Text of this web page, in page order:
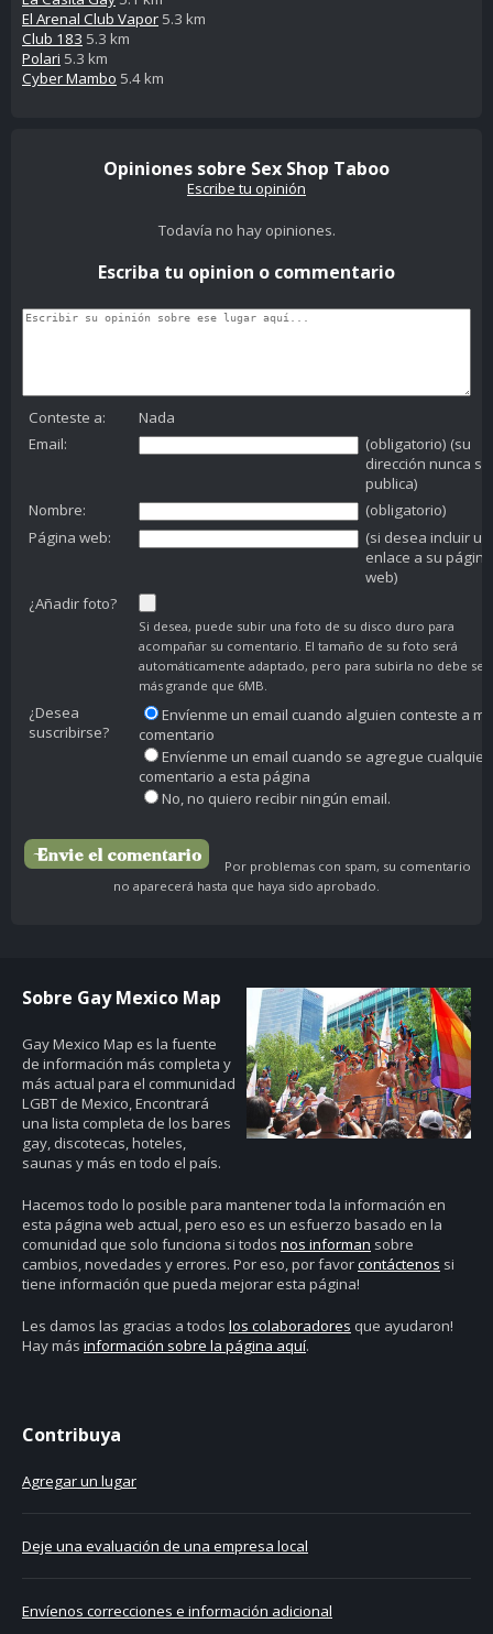
El Arenal Club Vapor 5.3 km
Club 183 5.3 km
Polari 5.3 km
Cyber Mambo 5.4 km
Opiniones sobre Sex Shop Taboo
Escribe tu opinión
Todavía no hay opiniones.
Escriba tu opinion o commentario
Conteste a:
Nada
Email:
(obligatorio) (su
dirección nunca se
publica)
Nombre:
(obligatorio)
Página web:
(si desea incluir un
enlace a su página
web)
¿Añadir foto?
Si desea, puede subir una foto de su disco duro para
acompañar su comentario. El tamaño de su foto será
automáticamente adaptado, pero para subirla no debe ser
más grande que 6MB.
¿Desea
suscribirse?
Envíenme un email cuando alguien conteste a mi
comentario
Envíenme un email cuando se agregue cualquier
comentario a esta página
No, no quiero recibir ningún email.
Por problemas con spam, su comentario
no aparecerá hasta que haya sido aprobado.
Sobre Gay Mexico Map
Gay Mexico Map es la fuente
de información más completa y
más actual para el communidad
LGBT de Mexico, Encontrará
una lista completa de los bares
gay, discotecas, hoteles,
saunas y más en todo el país.
Hacemos todo lo posible para mantener toda la información en
esta página web actual, pero eso es un esfuerzo basado en la
comunidad que solo funciona si todos nos informan sobre
cambios, novedades y errores. Por eso, por favorcontáctenos si
tiene información que pueda mejorar esta página!
Les damos las gracias a todos los colaboradores que ayudaron!
Hay más información sobre la página aquí.
Contribuya
Agregar un lugar
Deje una evaluación de una empresa local
Envíenos correcciones e información adicional